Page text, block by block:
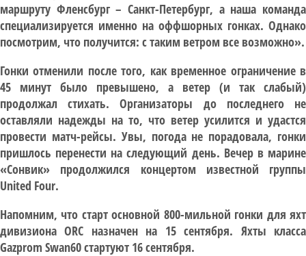
маршруту Фленсбург – Санкт-Петербург, а наша команда
специализируется именно на оффшорных гонках. Однако
посмотрим, что получится: с таким ветром все возможно».
Гонки отменили после того, как временное ограничение в
45 минут было превышено, а ветер (и так слабый)
продолжал стихать. Организаторы до последнего не
оставляли надежды на то, что ветер усилится и удастся
провести матч-рейсы. Увы, погода не порадовала, гонки
пришлось перенести на следующий день. Вечер в марине
«Сонвик» продолжился концертом известной группы
United Four.
Напомним, что старт основной 800-мильной гонки для яхт
дивизиона ORC назначен на 15 сентября. Яхты класса
Gazprom Swan60 стартуют 16 сентября.